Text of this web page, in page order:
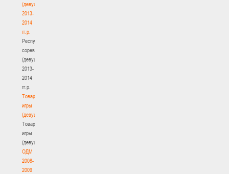
(девушки)
2013-
2014
гг.р.
Республиканские
соревнования
(девушки)
2013-
2014
гг.р.
Товарищеские
игры
(девушки)
Товарищеские
игры
(девушки)
ОДМ
2008-
2009